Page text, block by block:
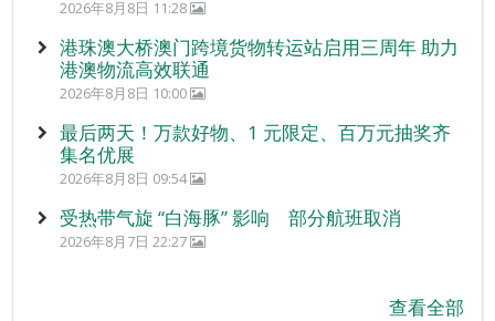
2026年8月8日 11:28
港珠澳大桥澳门跨境货物转运站启用三周年 助力
港澳物流高效联通
2026年8月8日 10:00
最后两天！万款好物、1 元限定、百万元抽奖齐
集名优展
2026年8月8日 09:54
受热带气旋 “白海豚” 影响 部分航班取消
2026年8月7日 22:27
查看全部